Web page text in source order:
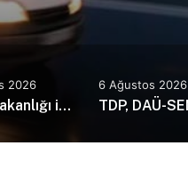
2026
Tarım Bakanlığı ile İMO’dan Anı Ormanı için iş birliği: Yürüyüş yolları ve sosyal alanlar yapılacak
6 Ağustos 2026